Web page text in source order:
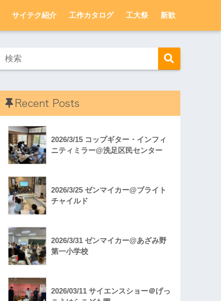
サイテク紹介 工作カタログ 工大祭 新歓
Recent Posts
2026/3/15 コップギター・インフィ
ニティミラー@洗足区民センター
2026/3/25 ゼンマイカー@ブライト
チャイルド
2026/3/31 ゼンマイカー@あざみ野
第一小学校
2026/03/11 サイエンスショー＠げっ